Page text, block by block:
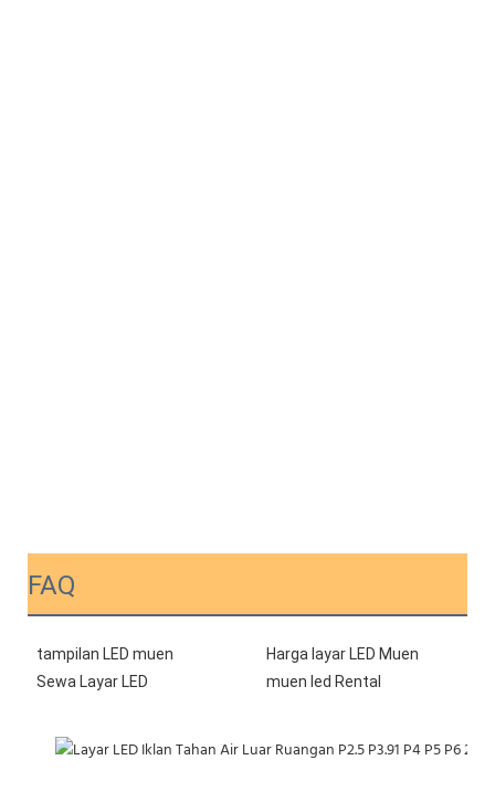
FAQ
tampilan LED muen
Sewa Layar LED
Harga layar LED Muen
muen led Rental